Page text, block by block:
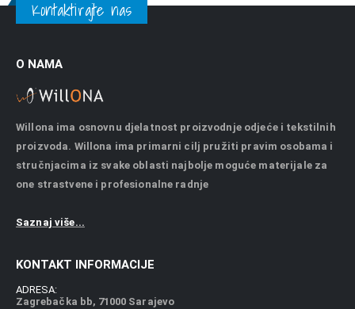
Kontaktirajte nas
O NAMA
Willona ima osnovnu djelatnost proizvodnje odjeće i tekstilnih
proizvoda. Willona ima primarni cilj pružiti pravim osobama i
stručnjacima iz svake oblasti najbolje moguće materijale za
one strastvene i profesionalne radnje
Saznaj više...
KONTAKT INFORMACIJE
ADRESA:
Zagrebačka bb, 71000 Sarajevo